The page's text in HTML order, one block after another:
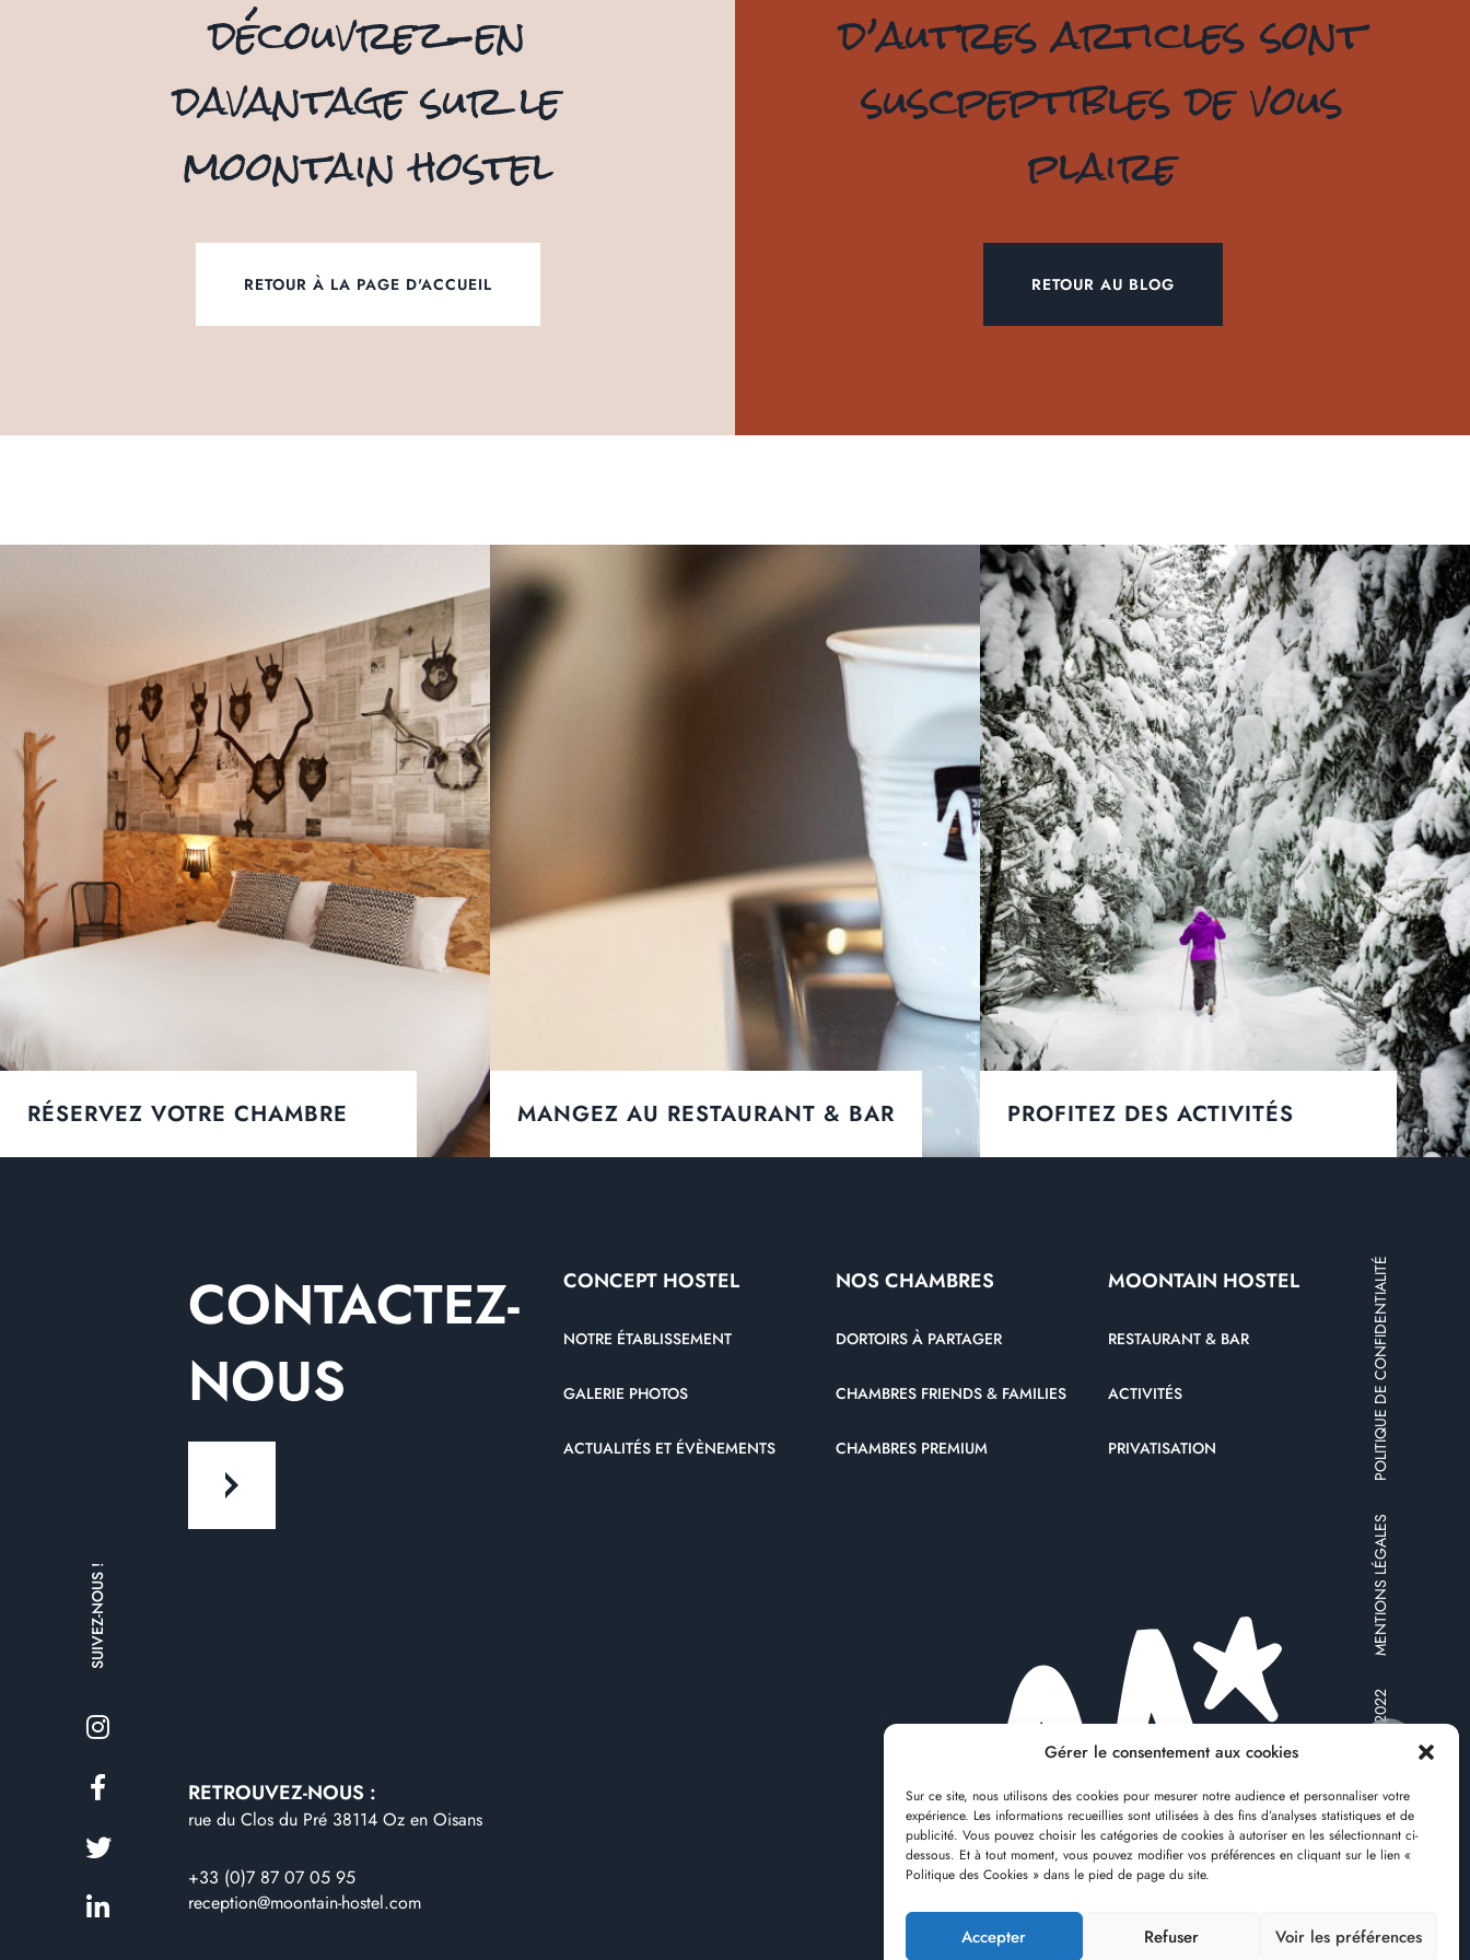
Gérer le consentement aux cookies
Sur ce site, nous utilisons des cookies pour mesurer notre audience et personnaliser votre
expérience. Les informations recueillies sont utilisées à des fins d’analyses statistiques et de
publicité. Vous pouvez choisir les catégories de cookies à autoriser en les sélectionnant ci-
dessous. Et à tout moment, vous pouvez modifier vos préférences en cliquant sur le lien «
Politique des Cookies » dans le pied de page du site.
Accepter Refuser Voir les préférences
découvrez-en
davantage sur le
moontain hostel
RETOUR À LA PAGE D'ACCUEIL
d’autres articles sont
suscpeptibles de vous
plaire
RETOUR AU BLOG
RÉSERVEZ VOTRE CHAMBRE MANGEZ AU RESTAURANT & BAR PROFITEZ DES ACTIVITÉS
RÉSERVER
CONTACTEZ-
NOUS
CONCEPT HOSTEL
NOTRE ÉTABLISSEMENT
GALERIE PHOTOS
ACTUALITÉS ET ÉVÈNEMENTS
NOS CHAMBRES
DORTOIRS À PARTAGER
CHAMBRES FRIENDS & FAMILIES
CHAMBRES PREMIUM
MOONTAIN HOSTEL
RESTAURANT & BAR
ACTIVITÉS
PRIVATISATION
RETROUVEZ-NOUS :
rue du Clos du Pré 38114 Oz en Oisans
+33 (0)7 87 07 05 95
reception@moontain-hostel.com
SUIVEZ-NOUS !
© MOONTAIN-HOSTEL 2022
MENTIONS LÉGALES
POLITIQUE DE CONFIDENTIALITÉ